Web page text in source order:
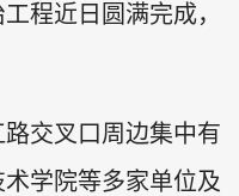
程近日圆满完成，
交叉口周边集中有
学院等多家单位及